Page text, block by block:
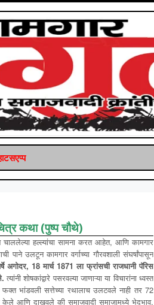
कथा(पुष्प चौथे)
चाललेल्या हल्ल्यांचा सामना करत आहेत, आणि कामगार
उलटून कामगार वर्गाच्या गौरवशाली संघर्षांपासून
अगोदर, 18 मार्च1871 ला फ्रांसची राजधानी पॅरिस
.त्यांनी शोषकांद्वारे पसरवल्या जाणाऱ्या या विचारांना ध्वस्त
फक्त भांडवली सत्तेच्या रथालाच उलटवले नाही तर 72
केले आणि दाखवले की समाजवादी समाजामध्ये भेदभाव,